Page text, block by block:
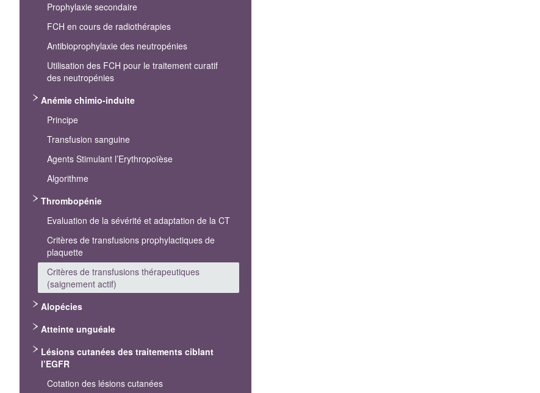
Prophylaxie secondaire
FCH en cours de radiothérapies
Antibioprophylaxie des neutropénies
Utilisation des FCH pour le traitement curatif
des neutropénies
Anémie chimio-induite
Principe
Transfusion sanguine
Agents Stimulant l’Erythropoïèse
Algorithme
Thrombopénie
Evaluation de la sévérité et adaptation de la CT
Critères de transfusions prophylactiques de
plaquette
Critères de transfusions thérapeutiques
(saignement actif)
Alopécies
Atteinte unguéale
Lésions cutanées des traitements ciblant
l’EGFR
Cotation des lésions cutanées